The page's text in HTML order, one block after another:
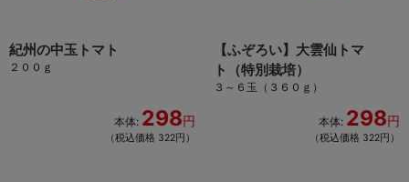
紀州の中玉トマト
２００ｇ
本体: 298円
（税込価格 322円）
【ふぞろい】大雲仙トマ
ト（特別栽培）
３～６玉（３６０ｇ）
本体: 298円
（税込価格 322円）